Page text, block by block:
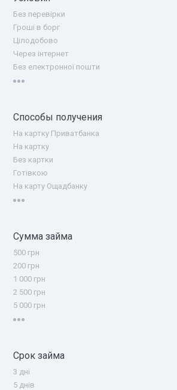
Без перевірки
Гроші в борг
Цілодобово
Через інтернет
Без електронної пошти
Способы получения
На картку Приватбанка
На картку
Без картки
Готівкою
На карту Ощадбанку
Сумма займа
500 грн
200 грн
1 000 грн
2 500 грн
5 000 грн
Срок займа
3 дні
5 днів